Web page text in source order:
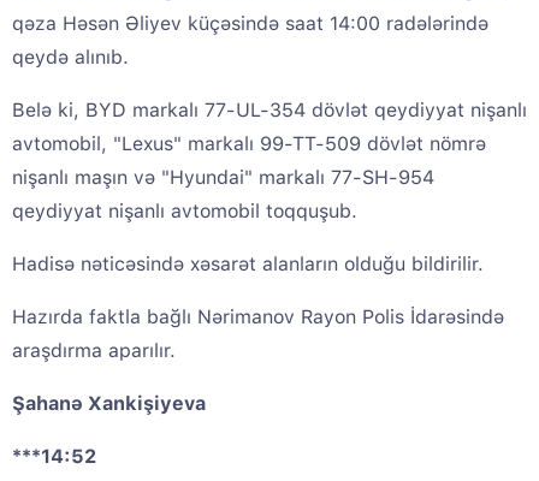
qəza Həsən Əliyev küçəsində saat 14:00 radələrində
qeydə alınıb.
Belə ki, BYD markalı 77-UL-354 dövlət qeydiyyat nişanlı
avtomobil, "Lexus" markalı 99-TT-509 dövlət nömrə
nişanlı maşın və "Hyundai" markalı 77-SH-954
qeydiyyat nişanlı avtomobil toqquşub.
Hadisə nəticəsində xəsarət alanların olduğu bildirilir.
Hazırda faktla bağlı Nərimanov Rayon Polis İdarəsində
araşdırma aparılır.
Şahanə Xankişiyeva
***14:52